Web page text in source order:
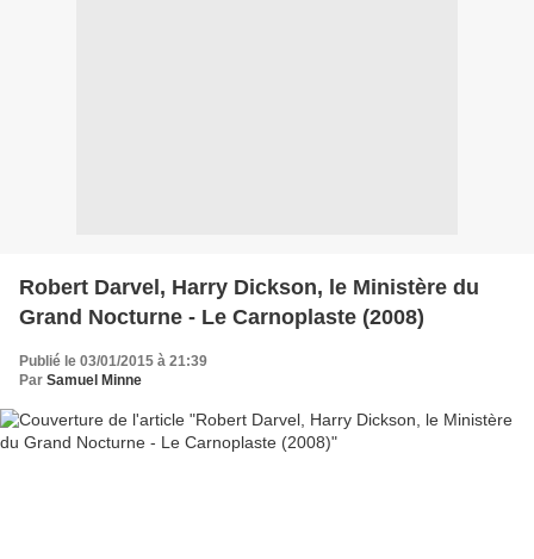
Robert Darvel, Harry Dickson, le Ministère du
Grand Nocturne - Le Carnoplaste (2008)
Publié le 03/01/2015 à 21:39
Par Samuel Minne